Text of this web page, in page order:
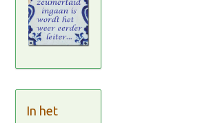
In het